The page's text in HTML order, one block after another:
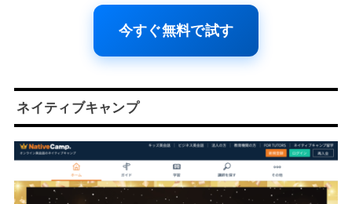
今すぐ無料で試す
ネイティブキャンプ